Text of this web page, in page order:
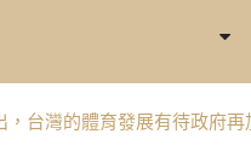
，台灣的體育發展有待政府再